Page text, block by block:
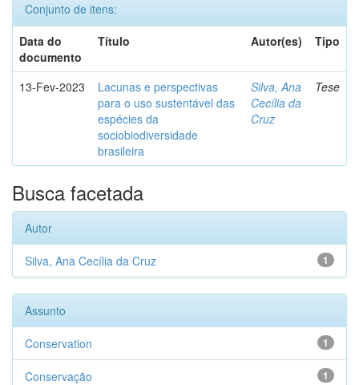
Conjunto de itens:
Data do
documento
Título Autor(es) Tipo
13-Fev-2023
Lacunas e perspectivas
para o uso sustentável das
espécies da
sociobiodiversidade
brasileira
Silva, Ana
Cecília da
Cruz
Tese
Busca facetada
Autor
1
Silva, Ana Cecília da Cruz
Assunto
1
Conservation
1
Conservação